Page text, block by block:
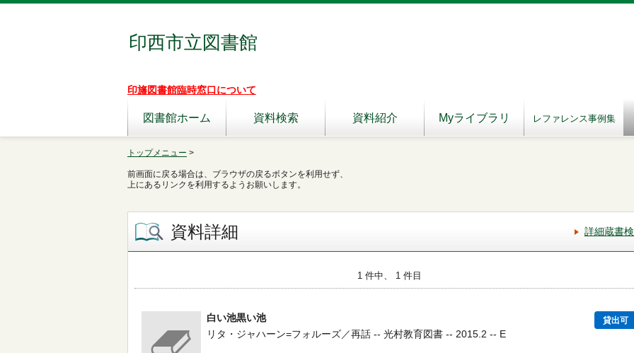
印西市立図書館
印旛図書館臨時窓口について
図書館ホーム 資料検索 資料紹介 Myライブラリ レファレンス事例集
トップメニュー >
前画面に戻る場合は、ブラウザの戻るボタンを利用せず、
上にあるリンクを利用するようお願いします。
資料詳細 詳細蔵書
1 件中、 1 件目
白い池黒い池 貸出可
リタ・ジャハーン=フォルーズ／再話 -- 光村教育図書 -- 2015.2 -- E